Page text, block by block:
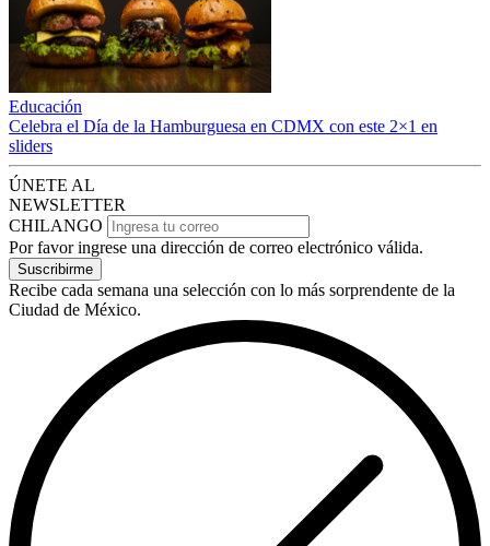
Educación
Celebra el Día de la Hamburguesa en CDMX con este 2×1 en
sliders
ÚNETE AL
NEWSLETTER
CHILANGO
Por favor ingrese una dirección de correo electrónico válida.
Suscribirme
Recibe cada semana una selección con lo más sorprendente de la
Ciudad de México.